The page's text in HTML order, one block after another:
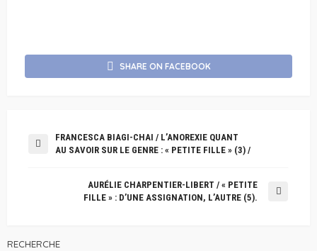
SHARE ON FACEBOOK
FRANCESCA BIAGI-CHAI / L’ANOREXIE QUANT
AU SAVOIR SUR LE GENRE : « PETITE FILLE » (3) /
AURÉLIE CHARPENTIER-LIBERT / « PETITE
FILLE » : D’UNE ASSIGNATION, L’AUTRE (5).
RECHERCHE